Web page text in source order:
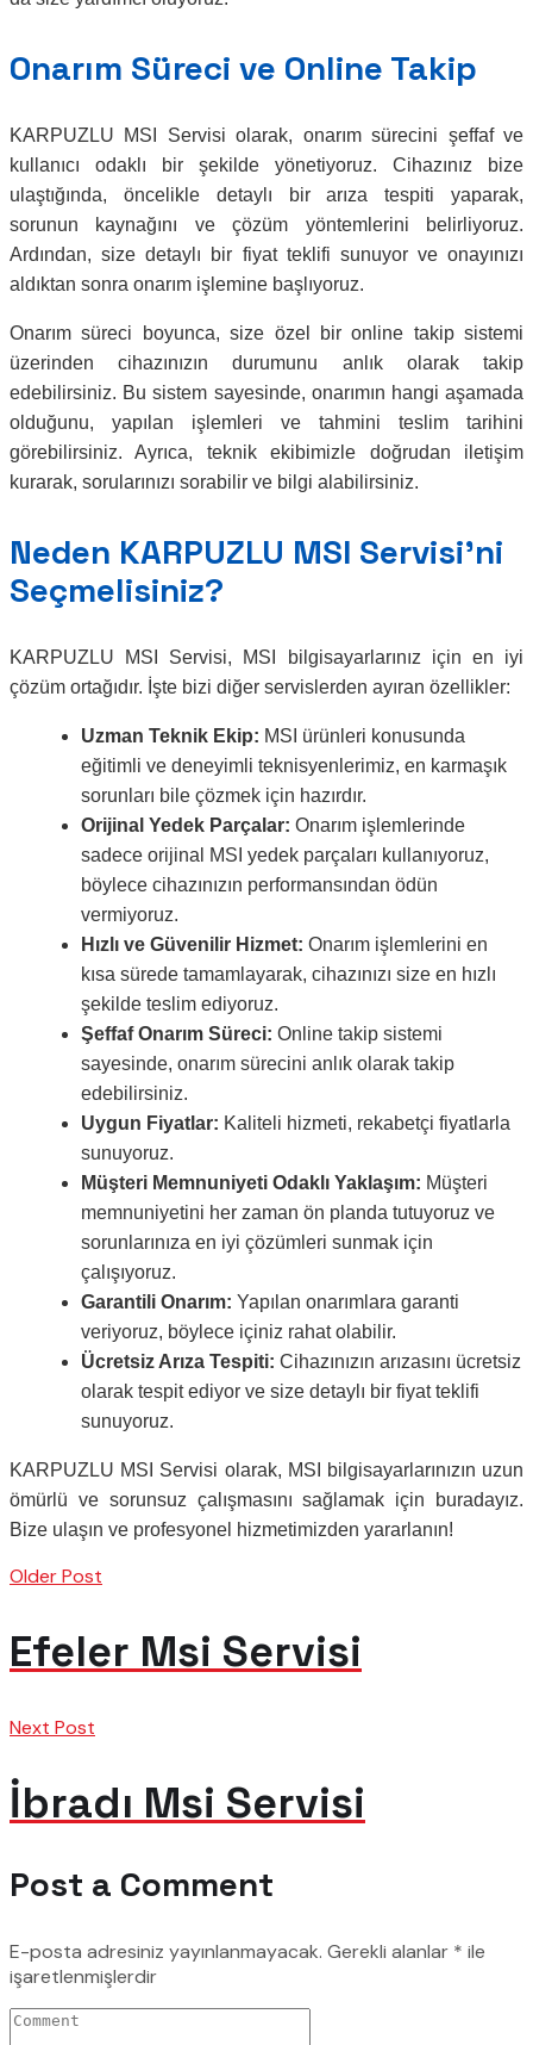
Onarım Süreci ve Online Takip
KARPUZLU MSI Servisi olarak, onarım sürecini şeffaf ve
kullanıcı odaklı bir şekilde yönetiyoruz. Cihazınız bize
ulaştığında, öncelikle detaylı bir arıza tespiti yaparak,
sorunun kaynağını ve çözüm yöntemlerini belirliyoruz.
Ardından, size detaylı bir fiyat teklifi sunuyor ve onayınızı
aldıktan sonra onarım işlemine başlıyoruz.
Onarım süreci boyunca, size özel bir online takip sistemi
üzerinden cihazınızın durumunu anlık olarak takip
edebilirsiniz. Bu sistem sayesinde, onarımın hangi aşamada
olduğunu, yapılan işlemleri ve tahmini teslim tarihini
görebilirsiniz. Ayrıca, teknik ekibimizle doğrudan iletişim
kurarak, sorularınızı sorabilir ve bilgi alabilirsiniz.
Neden KARPUZLU MSI Servisi’ni
Seçmelisiniz?
KARPUZLU MSI Servisi, MSI bilgisayarlarınız için en iyi
çözüm ortağıdır. İşte bizi diğer servislerden ayıran özellikler:
Uzman Teknik Ekip: MSI ürünleri konusunda
eğitimli ve deneyimli teknisyenlerimiz, en karmaşık
sorunları bile çözmek için hazırdır.
Orijinal Yedek Parçalar: Onarım işlemlerinde
sadece orijinal MSI yedek parçaları kullanıyoruz,
böylece cihazınızın performansından ödün
vermiyoruz.
Hızlı ve Güvenilir Hizmet: Onarım işlemlerini en
kısa sürede tamamlayarak, cihazınızı size en hızlı
şekilde teslim ediyoruz.
Şeffaf Onarım Süreci: Online takip sistemi
sayesinde, onarım sürecini anlık olarak takip
edebilirsiniz.
Uygun Fiyatlar: Kaliteli hizmeti, rekabetçi fiyatlarla
sunuyoruz.
Müşteri Memnuniyeti Odaklı Yaklaşım: Müşteri
memnuniyetini her zaman ön planda tutuyoruz ve
sorunlarınıza en iyi çözümleri sunmak için
çalışıyoruz.
Garantili Onarım: Yapılan onarımlara garanti
veriyoruz, böylece içiniz rahat olabilir.
Ücretsiz Arıza Tespiti: Cihazınızın arızasını ücretsiz
olarak tespit ediyor ve size detaylı bir fiyat teklifi
sunuyoruz.
KARPUZLU MSI Servisi olarak, MSI bilgisayarlarınızın uzun
ömürlü ve sorunsuz çalışmasını sağlamak için buradayız.
Bize ulaşın ve profesyonel hizmetimizden yararlanın!
Older Post
Efeler Msi Servisi
Next Post
İbradı Msi Servisi
Post a Comment
E-posta adresiniz yayınlanmayacak. Gerekli alanlar * ile
işaretlenmişlerdir